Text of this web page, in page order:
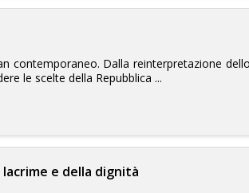
contemporaneo. Dalla reinterpretazione
le scelte della Repubblica ...
lacrime e della dignità